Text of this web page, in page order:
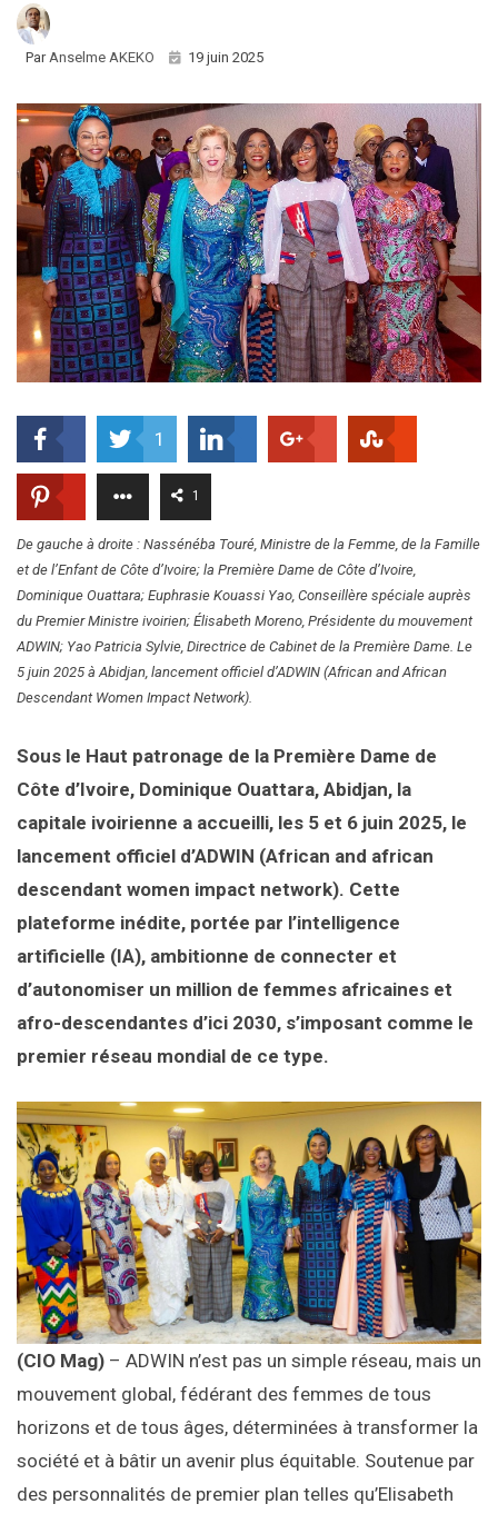
ParAnselme AKEKO 19 juin 2025
1
1
De gauche à droite : Nassénéba Touré, Ministre de la Femme, de la Famille
et de l’Enfant de Côte d’Ivoire; la Première Dame de Côte d’Ivoire,
Dominique Ouattara; Euphrasie Kouassi Yao, Conseillère spéciale auprès
du Premier Ministre ivoirien; Élisabeth Moreno, Présidente du mouvement
ADWIN; Yao Patricia Sylvie, Directrice de Cabinet de la Première Dame. Le
5 juin 2025 à Abidjan, lancement officiel d’ADWIN (African and African
Descendant Women Impact Network).
Sous le Haut patronage de la Première Dame de
Côte d’Ivoire, Dominique Ouattara, Abidjan, la
capitale ivoirienne a accueilli, les 5 et 6 juin 2025, le
lancement officiel d’ADWIN (African and african
descendant women impact network). Cette
plateforme inédite, portée par l’intelligence
artificielle (IA), ambitionne de connecter et
d’autonomiser un million de femmes africaines et
afro-descendantes d’ici 2030, s’imposant comme le
premier réseau mondial de ce type.
(CIO Mag) – ADWIN n’est pas un simple réseau, mais un
mouvement global, fédérant des femmes de tous
horizons et de tous âges, déterminées à transformer la
société et à bâtir un avenir plus équitable. Soutenue par
des personnalités de premier plan telles qu’Elisabeth